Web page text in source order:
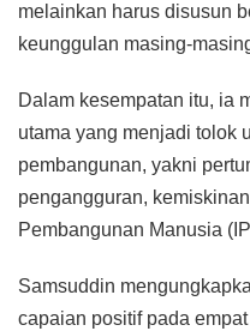
melainkan harus disusun
keunggulan masing-
Dalam kesempatan itu, ia
utama yang menjadi tolok
pembangunan, yakni
pengangguran,
Pembangunan Manusia
Samsuddin
capaian positif pada